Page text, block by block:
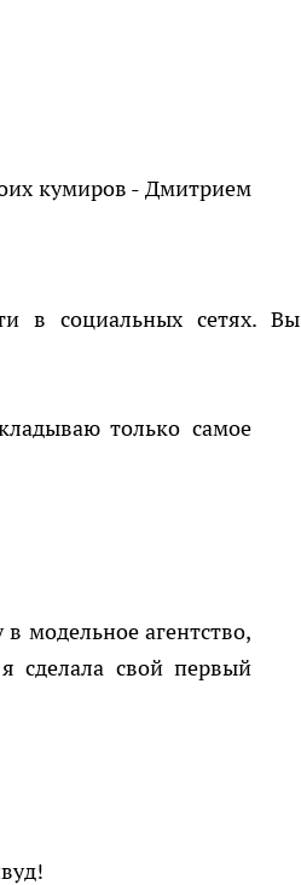
кумиров - Дмитрием
в социальных сетях. Вы
только самое
модельное агентство,
сделала свой первый